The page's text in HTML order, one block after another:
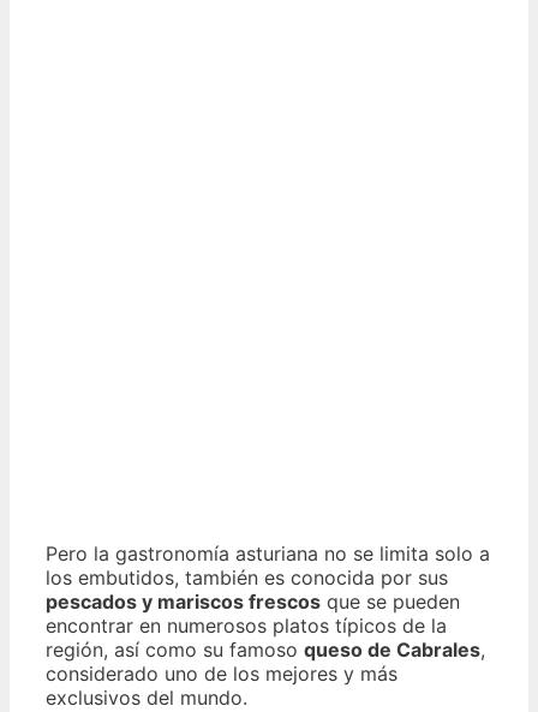
Pero la gastronomía asturiana no se limita solo a
los embutidos, también es conocida por sus
pescados y mariscos frescos que se pueden
encontrar en numerosos platos típicos de la
región, así como su famoso queso de Cabrales,
considerado uno de los mejores y más
exclusivos del mundo.